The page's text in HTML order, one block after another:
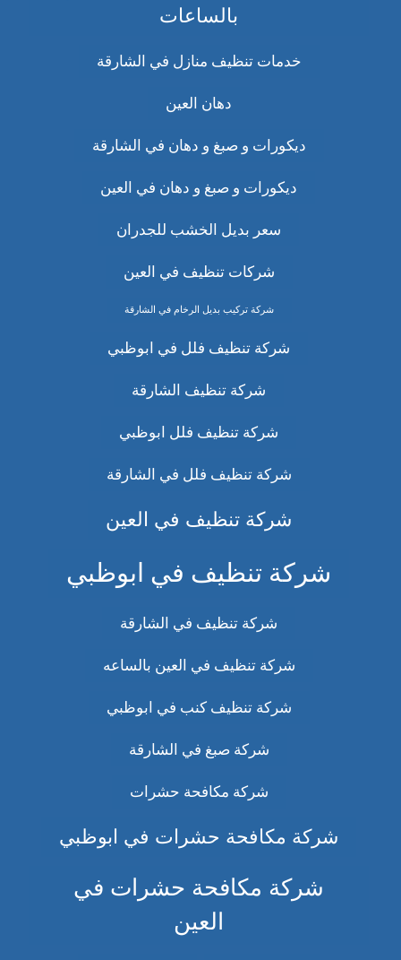
بالساعات
خدمات تنظيف منازل في الشارقة
دهان العين
ديكورات و صبغ و دهان في الشارقة
ديكورات و صبغ و دهان في العين
سعر بديل الخشب للجدران
شركات تنظيف في العين
شركة تركيب بديل الرخام في الشارقة
شركة تنظيف فلل في ابوظبي
شركة تنظيف الشارقة
شركة تنظيف فلل ابوظبي
شركة تنظيف فلل في الشارقة
شركة تنظيف في العين
شركة تنظيف في ابوظبي
شركة تنظيف في الشارقة
شركة تنظيف في العين بالساعه
شركة تنظيف كنب في ابوظبي
شركة صبغ في الشارقة
شركة مكافحة حشرات
شركة مكافحة حشرات في ابوظبي
شركة مكافحة حشرات في
العين